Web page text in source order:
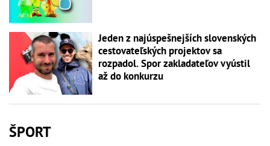
Jeden z najúspešnejších slovenských
cestovateľských projektov sa
rozpadol. Spor zakladateľov vyústil
až do konkurzu
ŠPORT